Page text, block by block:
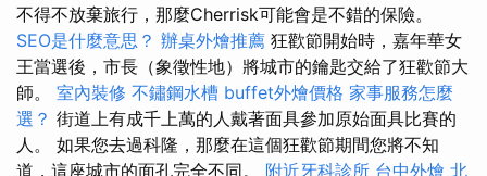
不得不放棄旅行，那麼Cherrisk可能會是不錯的保險。
SEO是什麼意思？ 辦桌外燴推薦 狂歡節開始時，嘉年華女
王當選後，市長（象徵性地）將城市的鑰匙交給了狂歡節大
師。 室內裝修 不鏽鋼水槽 buffet外燴價格 家事服務怎麼
選？ 街道上有成千上萬的人戴著面具參加原始面具比賽的
人。 如果您去過科隆，那麼在這個狂歡節期間您將不知
道，這座城市的面孔完全不同。 附近牙科診所 台中外燴 北